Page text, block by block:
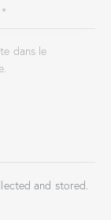
dans le
and stored.